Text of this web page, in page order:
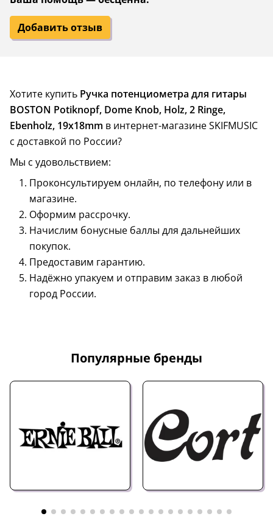
Добавить отзыв
Хотите купить Ручка потенциометра для гитары
BOSTON Potiknopf, Dome Knob, Holz, 2 Ringe,
Ebenholz, 19x18mm в интернет-магазине SKIFMUSIC
с доставкой по России?
Мы с удовольствием:
Проконсультируем онлайн, по телефону или в
магазине.
Оформим рассрочку.
Начислим бонусные баллы для дальнейших
покупок.
Предоставим гарантию.
Надёжно упакуем и отправим заказ в любой
город России.
Популярные бренды